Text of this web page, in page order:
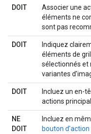
DOIT
Associer une
éléments ne
sont pas
DOIT
Indiquez
éléments de
sélectionnés et
variantes
DOIT
Incluez un en-
actions
NE
DOIT
Incluez en
bouton